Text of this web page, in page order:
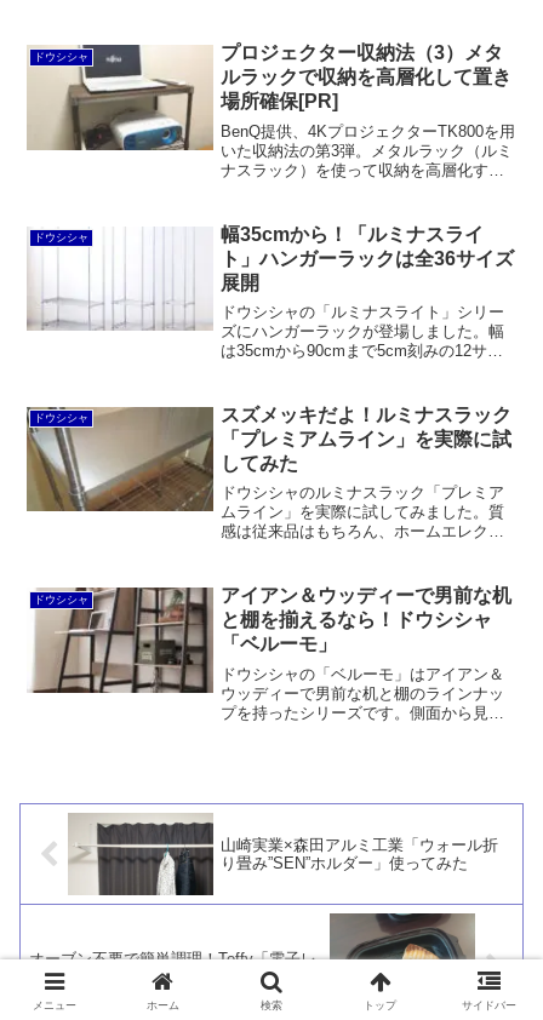
とができます。脱着可能なサポート柵が
付いているのが便利。
ドウシシャ
プロジェクター収納法（3）メタ
ルラックで収納を高層化して置き
場所確保[PR]
BenQ提供、4KプロジェクターTK800を用
いた収納法の第3弾。メタルラック（ルミ
ナスラック）を使って収納を高層化する
に収納可能。天板にノートパソコンを置
けば、楽に操作できます。
ドウシシャ
幅35cmから！「ルミナスライ
ト」ハンガーラックは全36サイズ
展開
ドウシシャの「ルミナスライト」シリー
ズにハンガーラックが登場しました。幅
は35cmから90cmまで5cm刻みの12サイ
縮ハンガーポール」の導入で実現したと
言えます。
ドウシシャ
スズメッキだよ！ルミナスラック
「プレミアムライン」を実際に試
してみた
ドウシシャのルミナスラック「プレミア
ムライン」を実際に試してみました。質
感は従来品はもちろん、ホームエレクタ
が分かりません（苦笑）
ドウシシャ
アイアン＆ウッディーで男前な机
と棚を揃えるなら！ドウシシャ
「ベルーモ」
ドウシシャの「ベルーモ」はアイアン＆
ウッディーで男前な机と棚のラインナッ
プを持ったシリーズです。側面から見る
山崎実業×森田アルミ工業「ウォール折
り畳み”SEN”ホルダー」使ってみた
オーブン不要で簡単調理！Toffy「電子レ
ンジ用グリルディッシュ」
メニュー ホーム 検索 トップ サイドバー